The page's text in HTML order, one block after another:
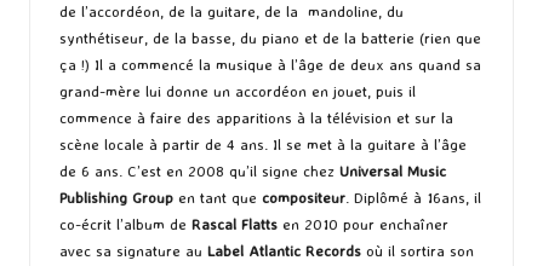
de l’accordéon, de la guitare, de la mandoline, du
synthétiseur, de la basse, du piano et de la batterie (rien que
ça !) Il a commencé la musique à l’âge de deux ans quand sa
grand-mère lui donne un accordéon en jouet, puis il
commence à faire des apparitions à la télévision et sur la
scène locale à partir de 4 ans. Il se met à la guitare à l’âge
de 6 ans. C’est en 2008 qu’il signe chez Universal Music
Publishing Group en tant que compositeur. Diplômé à 16ans, il
co-écrit l’album de Rascal Flatts en 2010 pour enchaîner
avec sa signature au Label Atlantic Records où il sortira son